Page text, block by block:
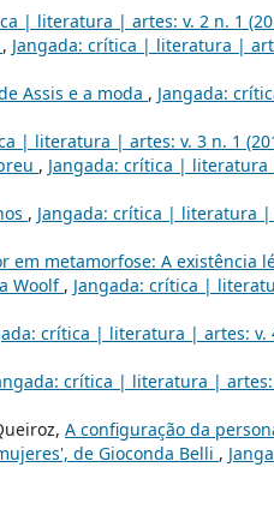
| literatura | artes: v. 2 n. 1
, Jangada: crítica | literatura |
Assis e a moda , Jangada:
| literatura | artes: v. 3 n. 1
, Jangada: crítica | literatura
, Jangada: crítica | literatura |
em metamorfose: A existência
Woolf , Jangada: crítica |
crítica | literatura | artes: v.
crítica | literatura | artes:
A configuração da
de Gioconda Belli ,